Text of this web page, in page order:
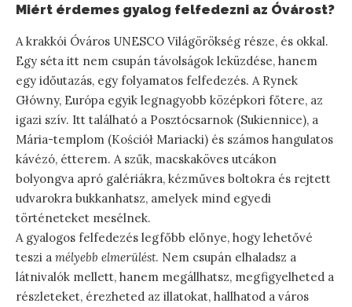
Miért érdemes gyalog felfedezni az Óvárost?
A krakkói Óváros UNESCO Világörökség része, és okkal.
Egy séta itt nem csupán távolságok leküzdése, hanem
egy időutazás, egy folyamatos felfedezés. A Rynek
Główny, Európa egyik legnagyobb középkori főtere, az
igazi szív. Itt található a Posztócsarnok (Sukiennice), a
Mária-templom (Kościół Mariacki) és számos hangulatos
kávézó, étterem. A szűk, macskaköves utcákon
bolyongva apró galériákra, kézműves boltokra és rejtett
udvarokra bukkanhatsz, amelyek mind egyedi
történeteket mesélnek.
A gyalogos felfedezés legfőbb előnye, hogy lehetővé
teszi a mélyebb elmerülést. Nem csupán elhaladsz a
látnivalók mellett, hanem megállhatsz, megfigyelheted a
részleteket, érezheted az illatokat, hallhatod a város